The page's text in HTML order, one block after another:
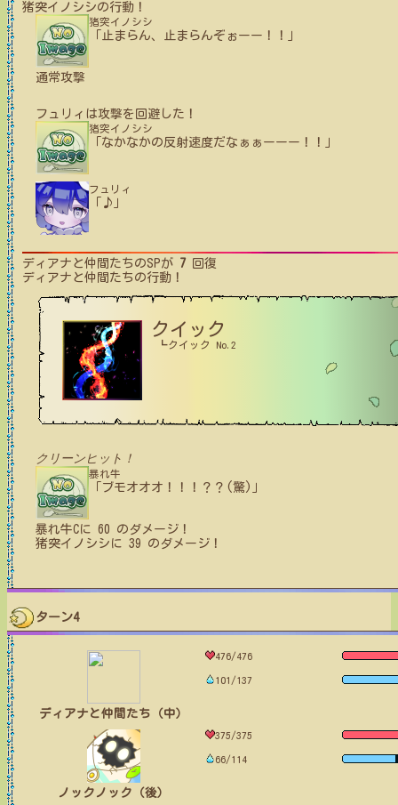
猪突イノシシの行動！
猪突イノシシ
「止まらん、止まらんぞぉーー！！」
通常攻撃
フュリィ は攻撃を回避した！
猪突イノシシ
「なかなかの反射速度だなぁぁーーー！！」
フュリィ
「♪」
ディアナと仲間たち のSPが 7 回復
ディアナと仲間たち の行動！
クイック
┗クイック No.2
クリーンヒット！
暴れ牛
「ブモオオオ！！！？？(驚)」
暴れ牛Cに 60 のダメージ！
猪突イノシシ に 39 のダメージ！
ターン4
ディアナと仲間たち（中）
476/476
101/137
ノックノック（後）
375/375
66/114